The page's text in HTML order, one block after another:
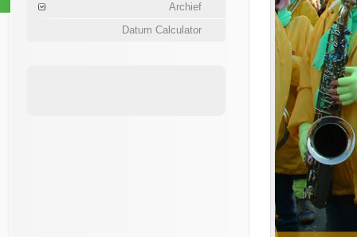
Archief
Datum Calculator